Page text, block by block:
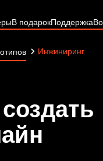
В подарокПоддержка
Инжиниринг